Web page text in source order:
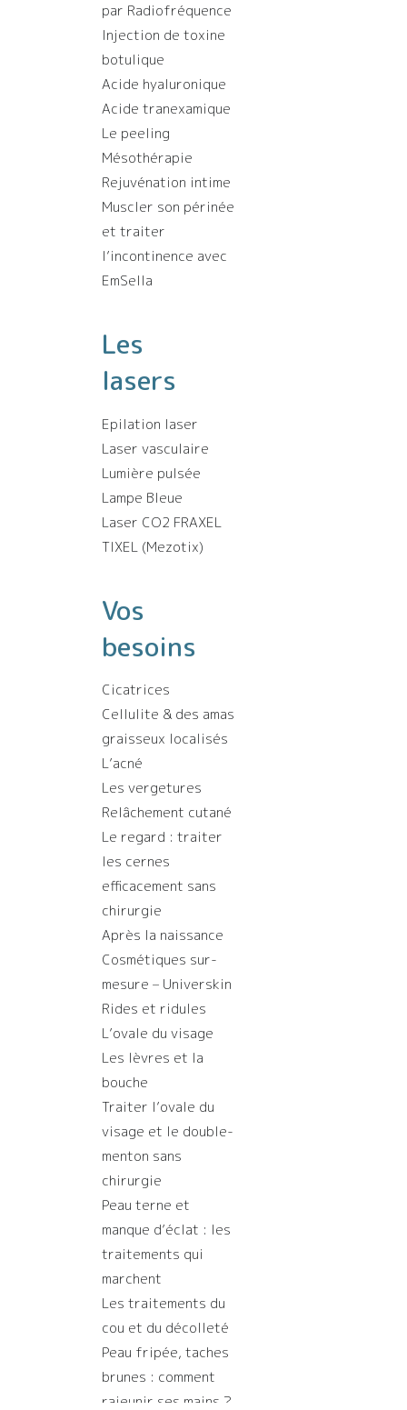
par Radiofréquence
Injection de toxine
botulique
Acide hyaluronique
Acide tranexamique
Le peeling
Mésothérapie
Rejuvénation intime
Muscler son périnée
et traiter
l’incontinence avec
EmSella
Les
lasers
Epilation laser
Laser vasculaire
Lumière pulsée
Lampe Bleue
Laser CO2 FRAXEL
TIXEL (Mezotix)
Vos
besoins
Cicatrices
Cellulite & des amas
graisseux localisés
L’acné
Les vergetures
Relâchement cutané
Le regard : traiter
les cernes
efficacement sans
chirurgie
Après la naissance
Cosmétiques sur-
mesure – Universkin
Rides et ridules
L’ovale du visage
Les lèvres et la
bouche
Traiter l’ovale du
visage et le double-
menton sans
chirurgie
Peau terne et
manque d’éclat : les
traitements qui
marchent
Les traitements du
cou et du décolleté
Peau fripée, taches
brunes : comment
rajeunir ses mains ?